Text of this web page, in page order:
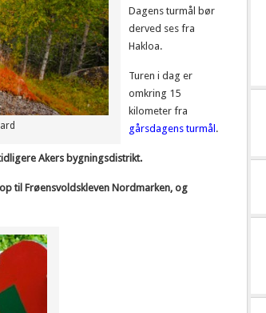
Dagens turmål bør
derved ses fra
Hakloa.
Turen i dag er
omkring 15
kilometer fra
gårsdagens turmål .
Akers bygningsdistrikt.
til Frøensvoldskleven Nordmarken, og